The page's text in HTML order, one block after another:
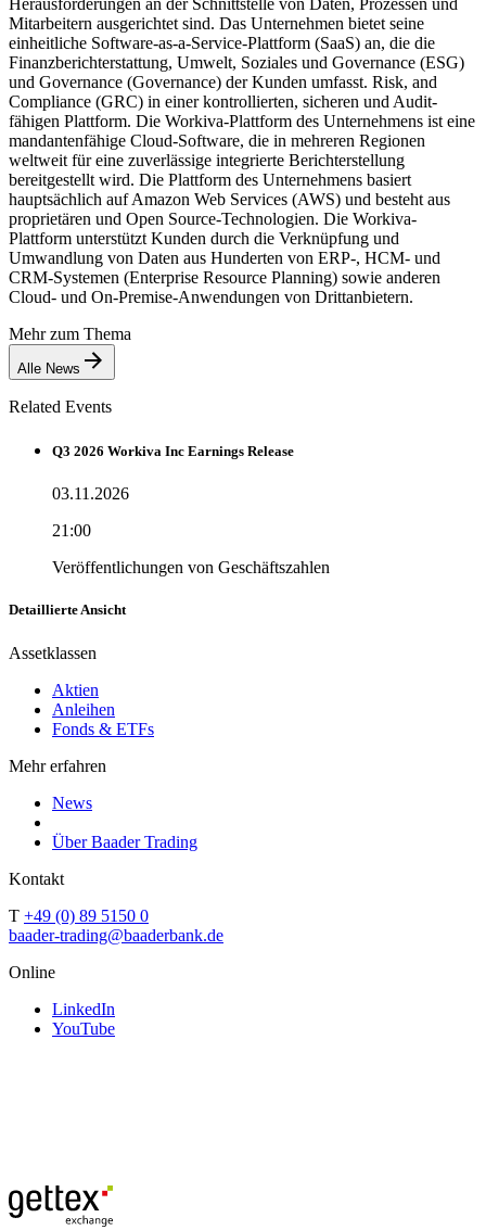
Mitarbeitern ausgerichtet sind. Das Unternehmen bietet seine
einheitliche Software-as-a-Service-Plattform (SaaS) an, die die
Finanzberichterstattung, Umwelt, Soziales und Governance (ESG)
und Governance (Governance) der Kunden umfasst. Risk, and
Compliance (GRC) in einer kontrollierten, sicheren und Audit-
fähigen Plattform. Die Workiva-Plattform des Unternehmens ist eine
mandantenfähige Cloud-Software, die in mehreren Regionen
weltweit für eine zuverlässige integrierte Berichterstellung
bereitgestellt wird. Die Plattform des Unternehmens basiert
hauptsächlich auf Amazon Web Services (AWS) und besteht aus
proprietären und Open Source-Technologien. Die Workiva-
Plattform unterstützt Kunden durch die Verknüpfung und
Umwandlung von Daten aus Hunderten von ERP-, HCM- und
CRM-Systemen (Enterprise Resource Planning) sowie anderen
Cloud- und On-Premise-Anwendungen von Drittanbietern.
Mehr zum Thema
Alle News
Related Events
Q3 2026 Workiva Inc Earnings Release
03.11.2026
21:00
Veröffentlichungen von Geschäftszahlen
Detaillierte Ansicht
Assetklassen
Aktien
Anleihen
Fonds & ETFs
Mehr erfahren
News
Über Baader Trading
Kontakt
T +49 (0) 89 5150 0
baader-trading@baaderbank.de
Online
LinkedIn
YouTube